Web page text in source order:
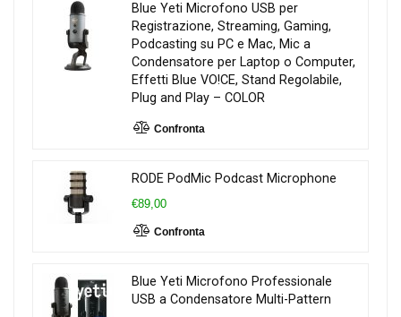
Blue Yeti Microfono USB per
Registrazione, Streaming, Gaming,
Podcasting su PC e Mac, Mic a
Condensatore per Laptop o Computer,
Effetti Blue VO!CE, Stand Regolabile,
Plug and Play – COLOR
Confronta
RODE PodMic Podcast Microphone
€89,00
Confronta
Blue Yeti Microfono Professionale
USB a Condensatore Multi-Pattern